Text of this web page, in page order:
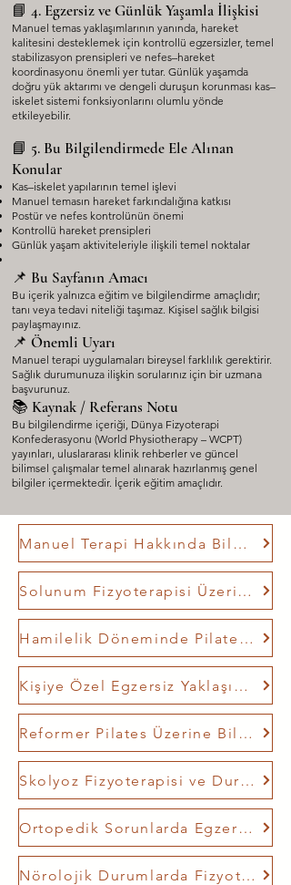
📘 4. Egzersiz ve Günlük Yaşamla İlişkisi
Manuel temas yaklaşımlarının yanında, hareket
kalitesini desteklemek için kontrollü egzersizler, temel
stabilizasyon prensipleri ve nefes–hareket
koordinasyonu önemli yer tutar. Günlük yaşamda
doğru yük aktarımı ve dengeli duruşun korunması kas–
iskelet sistemi fonksiyonlarını olumlu yönde
etkileyebilir.
📘 5. Bu Bilgilendirmede Ele Alınan
Konular
Kas–iskelet yapılarının temel işlevi
Manuel temasın hareket farkındalığına katkısı
Postür ve nefes kontrolünün önemi
Kontrollü hareket prensipleri
Günlük yaşam aktiviteleriyle ilişkili temel noktalar
📌 Bu Sayfanın Amacı
Bu içerik yalnızca eğitim ve bilgilendirme amaçlıdır;
tanı veya tedavi niteliği taşımaz. Kişisel sağlık bilgisi
paylaşmayınız.
📌 Önemli Uyarı
Manuel terapi uygulamaları bireysel farklılık gerektirir.
Sağlık durumunuza ilişkin sorularınız için bir uzmana
başvurunuz.
📚 Kaynak / Referans Notu
Bu bilgilendirme içeriği, Dünya Fizyoterapi
Konfederasyonu (World Physiotherapy – WCPT)
yayınları, uluslararası klinik rehberler ve güncel
bilimsel çalışmalar temel alınarak hazırlanmış genel
bilgiler içermektedir. İçerik eğitim amaçlıdır.
Manuel Terapi Hakkında Bilglendirme
Solunum Fizyoterapisi Üzerine Bilgilendirme
Hamilelik Döneminde Pilates ve Egzersiz Farkındalığı
Kişiye Özel Egzersiz Yaklaşımları
Reformer Pilates Üzerine Bilgilendirme
Skolyoz Fizyoterapisi ve Duruş Farkındalığı
Ortopedik Sorunlarda Egzersiz ve Destekleyici Yaklaşımlar
Nörolojik Durumlarda Fizyoterapi Yaklaşımları